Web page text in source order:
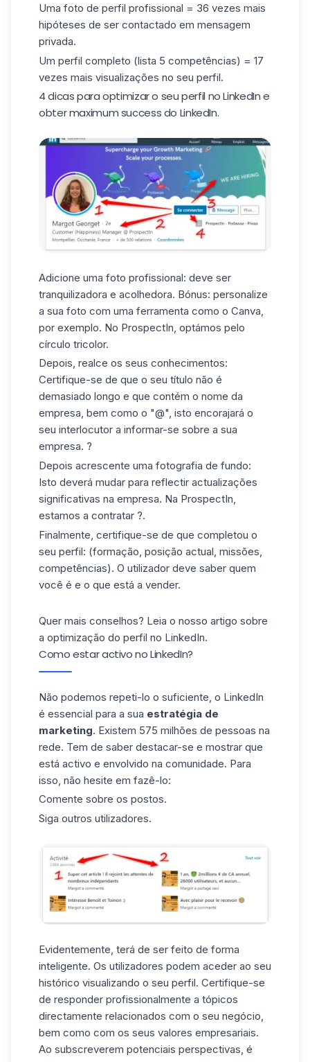
Uma foto de perfil profissional = 36 vezes mais
hipóteses de ser contactado em mensagem
privada.
Um perfil completo (lista 5 competências) = 17
vezes mais visualizações no seu perfil.
4 dicas para optimizar o seu perfil no LinkedIn e
obter maximum success do LinkedIn.
Adicione uma foto profissional: deve ser
tranquilizadora e acolhedora. Bónus: personalize
a sua foto com uma ferramenta como o Canva,
por exemplo. No ProspectIn, optámos pelo
círculo tricolor.
Depois, realce os seus conhecimentos:
Certifique-se de que o seu título não é
demasiado longo e que contém o nome da
empresa, bem como o "@", isto encorajará o
seu interlocutor a informar-se sobre a sua
empresa. ?
Depois acrescente uma fotografia de fundo:
Isto deverá mudar para reflectir actualizações
significativas na empresa. Na ProspectIn,
estamos a contratar ?.
Finalmente, certifique-se de que completou o
seu perfil: (formação, posição actual, missões,
competências). O utilizador deve saber quem
você é e o que está a vender.
Quer mais conselhos? Leia o nosso artigo sobre
a optimização do perfil no LinkedIn.
Como estar activo no LinkedIn?
Não podemos repeti-lo o suficiente, o LinkedIn
é essencial para a sua estratégia de
marketing. Existem 575 milhões de pessoas na
rede. Tem de saber destacar-se e mostrar que
está activo e envolvido na comunidade. Para
isso, não hesite em fazê-lo:
Comente sobre os postos.
Siga outros utilizadores.
Evidentemente, terá de ser feito de forma
inteligente. Os utilizadores podem aceder ao seu
histórico visualizando o seu perfil. Certifique-se
de responder profissionalmente a tópicos
directamente relacionados com o seu negócio,
bem como com os seus valores empresariais.
Ao subscreverem potenciais perspectivas, é